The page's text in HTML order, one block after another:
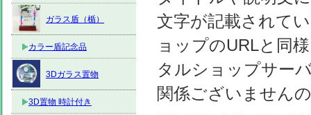
文字が記載されて
ョップのURLと同
タルショップサー
関係ございません
ガラス盾（楯）
カラー盾記念品
3Dガラス置物
3D置物 時計付き